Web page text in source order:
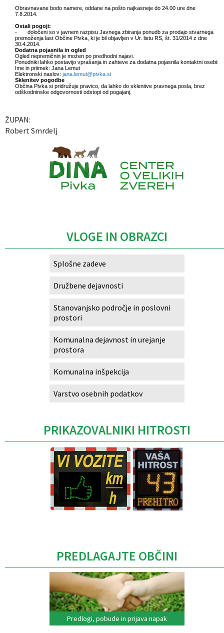
Obravnavane bodo namere, oddane na pošto najkasneje do 24.00 ure dne
7.8.2014.
Ostali pogoji:
- določeni so v javnem razpisu Javnega zbiranja ponudb za prodajo stvarnega
premoženja last Občine Pivka, ki je bil objavljen v Ur. listu RS, št. 31/2014 z dne
30.4.2014.
Dodatna pojasnila in ogled
Ogled nepremičnin je možen po predhodni najavi.
Ponudniki lahko postavijo vprašanja in zahteve za dodatna pojasnila kontaktni osebi:
Ime in priimek: Jana Lemut
Elektronski naslov: jana.lemut@pivka.si
Sklenitev pogodbe
Občina Pivka si pridružuje pravico, da lahko do sklenitve pravnega posla, brez
odškodninske odgovornosti odstopi od pogajanj.
ŽUPAN:
Robert Smrdelj
VLOGE IN OBRAZCI
Splošne zadeve
Družbene dejavnosti
Stanovanjsko področje in poslovni
prostori
Komunalna dejavnost in urejanje
prostora
Komunalna inšpekcija
Varstvo osebnih podatkov
PRIKAZOVALNIKI HITROSTI
PREDLAGAJTE OBČINI
Predlogi, pobude in prijava napak